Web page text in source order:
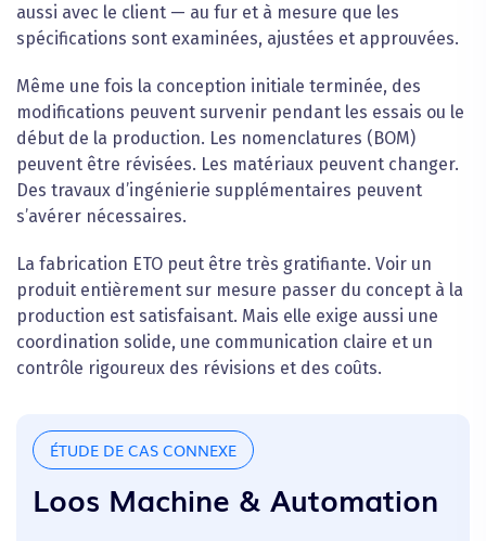
aussi avec le client — au fur et à mesure que les
spécifications sont examinées, ajustées et approuvées.
Même une fois la conception initiale terminée, des
modifications peuvent survenir pendant les essais ou le
début de la production. Les nomenclatures (BOM)
peuvent être révisées. Les matériaux peuvent changer.
Des travaux d’ingénierie supplémentaires peuvent
s’avérer nécessaires.
La fabrication ETO peut être très gratifiante. Voir un
produit entièrement sur mesure passer du concept à la
production est satisfaisant. Mais elle exige aussi une
coordination solide, une communication claire et un
contrôle rigoureux des révisions et des coûts.
ÉTUDE DE CAS CONNEXE
Loos Machine & Automation